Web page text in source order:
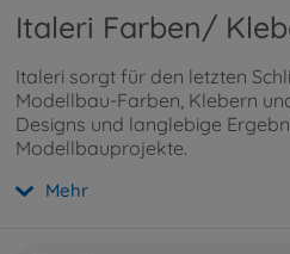
Italeri Farben/
Italeri sorgt für den letzten
Modellbau-Farben, Klebern
Designs und langlebige
Modellbauprojekte.
Mehr